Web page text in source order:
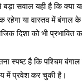
सवाल यही है कि क्या
रहेगा या वास्तव में बंगाल
दिशा को भी प्रभावित
स्पष्ट है कि पश्चिम
में प्रवेश कर चुकी है।